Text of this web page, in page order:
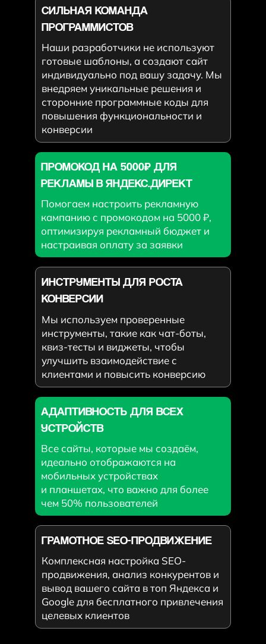
СИЛЬНАЯ КОМАНДА
ПРОГРАММИСТОВ
Наши разработчики не используют
готовые шаблоны, а создают сайт
индивидуально под вашу задачу. Мы
внедряем уникальные решения и
сторонние программные коды для
повышения функциональности и
конверсии
ПРОМОКОД НА 5000₽ ДЛЯ
РЕКЛАМЫ В ЯНДЕКС.ДИРЕКТ
Помогаем настроить рекламную
кампанию с промокодом на 5000 ₽,
оптимизируя рекламный бюджет и
настраивая оплату за заявки
ИНСТРУМЕНТЫ ДЛЯ РОСТА
КОНВЕРСИИ
Мы используем проверенные
инструменты, такие как чат-боты,
квиз-тесты и виджеты, чтобы
улучшить взаимодействие с
клиентами и повысить конверсию
АДАПТИВНОСТЬ ДЛЯ ВСЕХ
УСТРОЙСТВ
Все сайты, которые мы создаём,
идеально отображаются на
мобильных устройствах
и планшетах, что важно для более
чем 50% пользователей
ГРАМОТНОЕ SEO-ПРОДВИЖЕНИЕ
Комплексная настройка SEO-
продвижения, анализ конкурентов и
вывод вашего сайта в топ Яндекса и
Google для бесплатного привлечения
целевых клиентов